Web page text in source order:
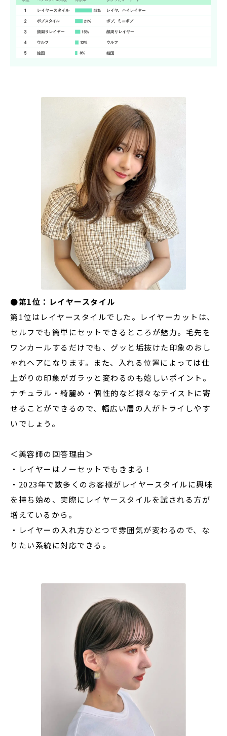
●第1位：レイヤースタイル
第1位はレイヤースタイルでした。レイヤーカットは、
セルフでも簡単にセットできるところが魅力。毛先を
ワンカールするだけでも、グッと垢抜けた印象のおし
ゃれヘアになります。また、入れる位置によっては仕
上がりの印象がガラッと変わるのも嬉しいポイント。
ナチュラル・綺麗め・個性的など様々なテイストに寄
せることができるので、幅広い層の人がトライしやす
いでしょう。
＜美容師の回答理由＞
・レイヤーはノーセットでもきまる！
・2023年で数多くのお客様がレイヤースタイルに興味
を持ち始め、実際にレイヤースタイルを試される方が
増えているから。
・レイヤーの入れ方ひとつで雰囲気が変わるので、な
りたい系統に対応できる。